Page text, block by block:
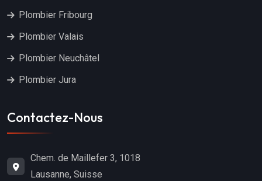
Plombier Fribourg
Plombier Valais
Plombier Neuchâtel
Plombier Jura
Contactez-Nous
Chem. de Maillefer 3, 1018
Lausanne, Suisse